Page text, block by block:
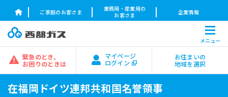
ご家庭のお客さま
業務用・産業用の
お客さま
企業情報
メニュー
緊急のとき、
お困りのときは
マイページ
ログイン
お住まいの
地域を選択
在福岡ドイツ連邦共和国名誉領事